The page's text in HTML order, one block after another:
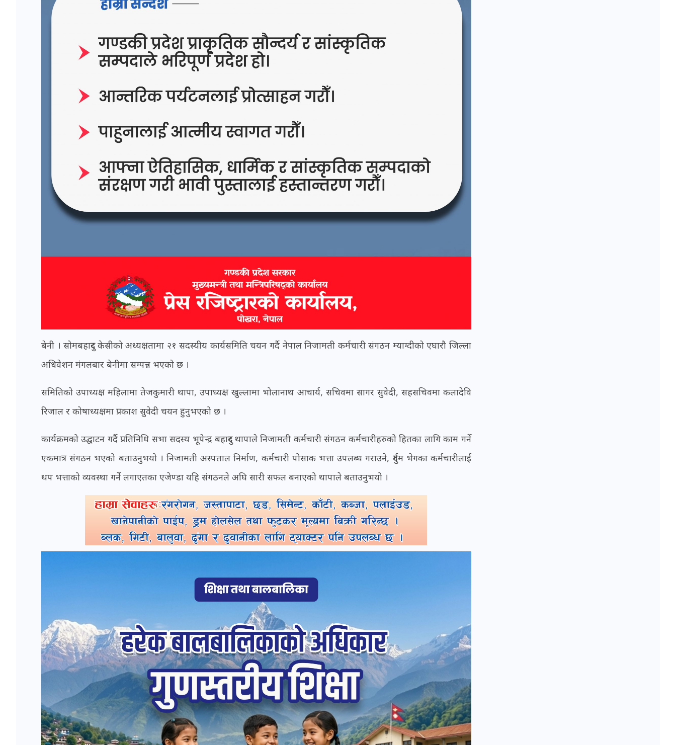
बेनी । सोमबहादुर केसीको अध्यक्षतामा २१ सदस्यीय कार्यसमिति चयन गर्दै नेपाल निजामती कर्मचारी संगठन म्याग्दीको एघारौ जिल्ला
अधिवेशन मंगलबार बेनीमा सम्पन्न भएको छ ।
समितिको उपाध्यक्ष महिलामा तेजकुमारी थापा, उपाध्यक्ष खुल्लामा भोलानाथ आचार्य, सचिवमा सागर सुवेदी, सहसचिवमा कलादेवि
रिजाल र कोषाध्यक्षमा प्रकाश सुवेदी चयन हुनुभएको छ ।
कार्यक्रमको उद्घाटन गर्दै प्रतिनिधि सभा सदस्य भूपेन्द्र बहादुर थापाले निजामती कर्मचारी संगठन कर्मचारीहरुको हितका लागि काम गर्ने
एकमात्र संगठन भएको बताउनुभयो । निजामती अस्पताल निर्माण, कर्मचारी पोसाक भत्ता उपलब्ध गराउने, दुर्गम भेगका कर्मचारीलाई
थप भत्ताको व्यवस्था गर्ने लगाएतका एजेण्डा यहि संगठनले अघि सारी सफल बनाएको थापाले बताउनुभयो ।